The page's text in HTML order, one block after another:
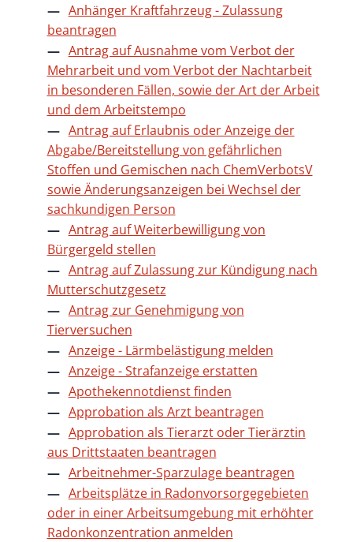
Anhänger Kraftfahrzeug - Zulassung
beantragen
Antrag auf Ausnahme vom Verbot der
Mehrarbeit und vom Verbot der Nachtarbeit
in besonderen Fällen, sowie der Art der Arbeit
und dem Arbeitstempo
Antrag auf Erlaubnis oder Anzeige der
Abgabe/Bereitstellung von gefährlichen
Stoffen und Gemischen nach ChemVerbotsV
sowie Änderungsanzeigen bei Wechsel der
sachkundigen Person
Antrag auf Weiterbewilligung von
Bürgergeld stellen
Antrag auf Zulassung zur Kündigung nach
Mutterschutzgesetz
Antrag zur Genehmigung von
Tierversuchen
Anzeige - Lärmbelästigung melden
Anzeige - Strafanzeige erstatten
Apothekennotdienst finden
Approbation als Arzt beantragen
Approbation als Tierarzt oder Tierärztin
aus Drittstaaten beantragen
Arbeitnehmer-Sparzulage beantragen
Arbeitsplätze in Radonvorsorgegebieten
oder in einer Arbeitsumgebung mit erhöhter
Radonkonzentration anmelden